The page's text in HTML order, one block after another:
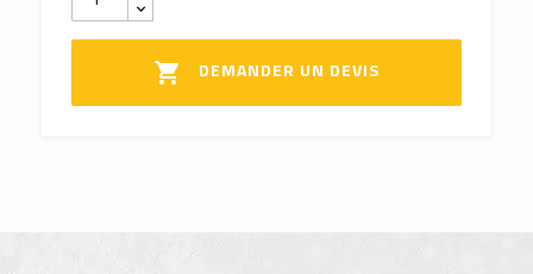
 DEMANDER UN DEVIS